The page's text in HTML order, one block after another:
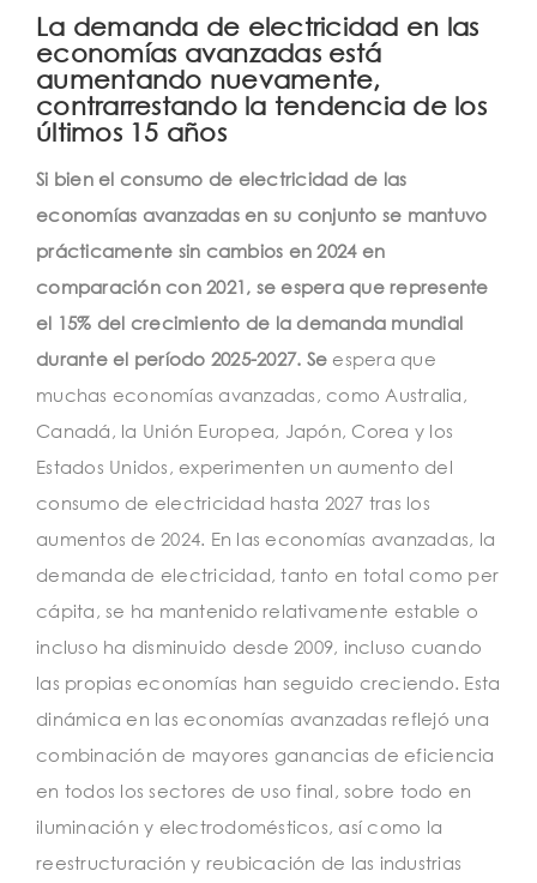
La demanda de electricidad en las
economías avanzadas está
aumentando nuevamente,
contrarrestando la tendencia de los
últimos 15 años
Si bien el consumo de electricidad de las
economías avanzadas en su conjunto se mantuvo
prácticamente sin cambios en 2024 en
comparación con 2021, se espera que represente
el 15% del crecimiento de la demanda mundial
durante el período 2025-2027. Se espera que
muchas economías avanzadas, como Australia,
Canadá, la Unión Europea, Japón, Corea y los
Estados Unidos, experimenten un aumento del
consumo de electricidad hasta 2027 tras los
aumentos de 2024. En las economías avanzadas, la
demanda de electricidad, tanto en total como per
cápita, se ha mantenido relativamente estable o
incluso ha disminuido desde 2009, incluso cuando
las propias economías han seguido creciendo. Esta
dinámica en las economías avanzadas reflejó una
combinación de mayores ganancias de eficiencia
en todos los sectores de uso final, sobre todo en
iluminación y electrodomésticos, así como la
reestructuración y reubicación de las industrias